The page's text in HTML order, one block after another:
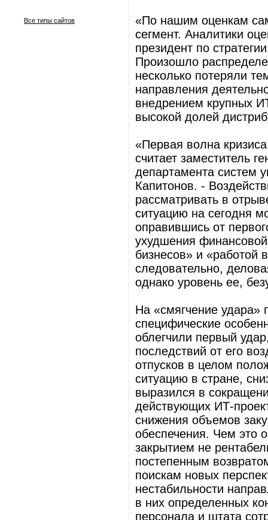
Все типы сайтов
«По нашим оценкам
сегмент. Аналитики
президент по
Произошло
несколько потеряли
направления
внедрением крупных
высокой долей
«Первая волна
считает заместитель
департамента систем
Капитонов. -
рассматривать в
ситуацию на сегодня
оправившись от
ухудшения
бизнесов» и «работой
следовательно,
однако уровень ее,
На «смягчение удара»
специфические
облегчили первый
последствий от его
отпусков в целом
ситуацию в стране,
выразился в
действующих ИТ-
снижения объемов
обеспечения. Чем это
закрытием не
постепенным
поискам новых
нестабильности
в них определенных
персонала и штата